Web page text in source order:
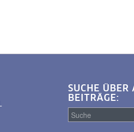
SUCHE ÜBER
BEITRÄGE: